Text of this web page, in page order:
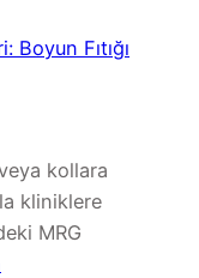
Fıtığı
kollara
kliniklere
MRG